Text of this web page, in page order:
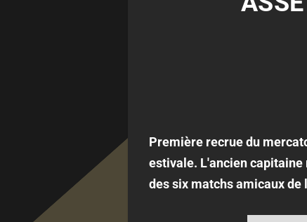
Première recrue du
estivale. L'ancien
des six matchs amicaux de